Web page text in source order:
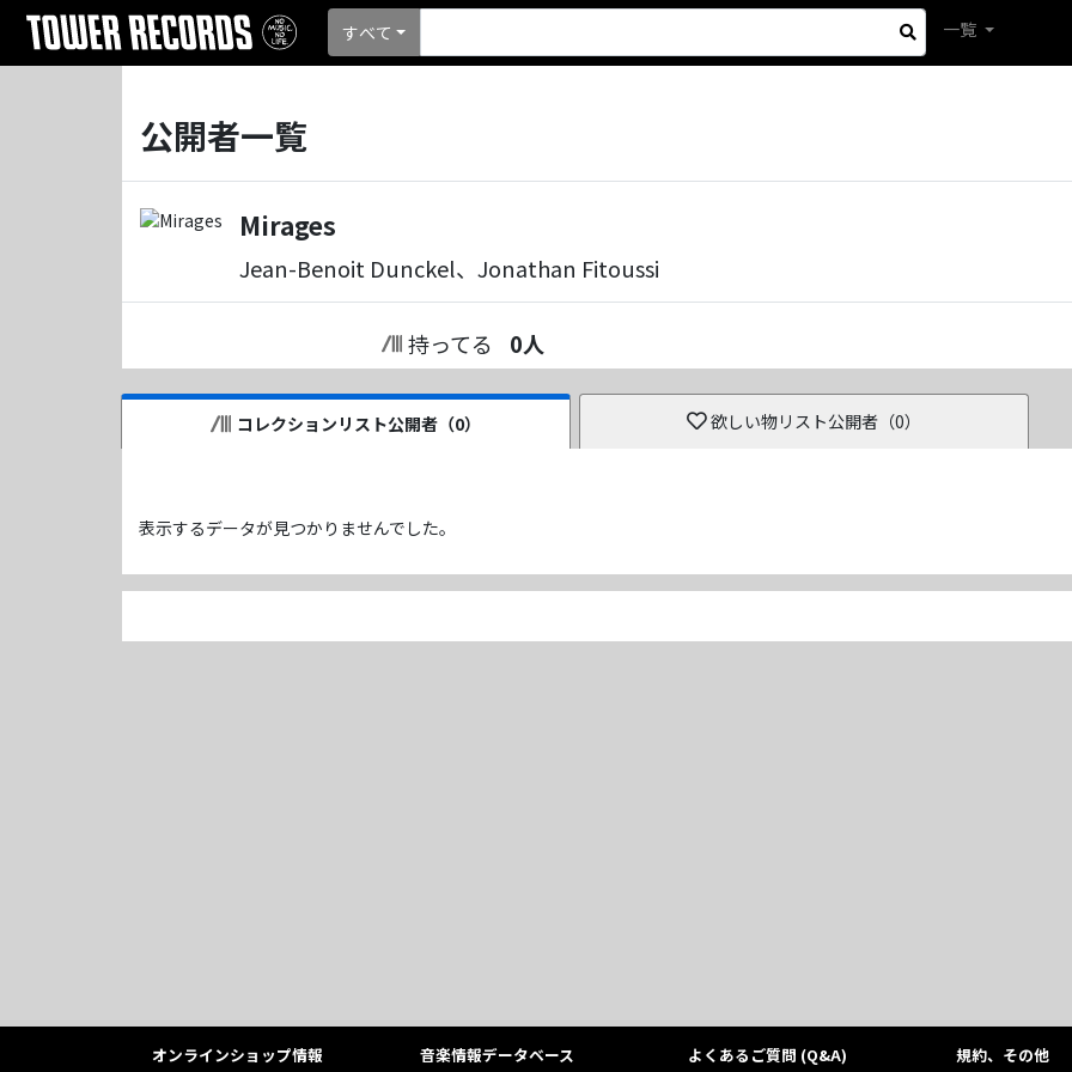
すべて 一覧
公開者一覧
Mirages
Jean-Benoit Dunckel、Jonathan Fitoussi
持ってる 0人
コレクションリスト公開者（0） 欲しい物リスト公開者（0）
表示するデータが見つかりませんでした。
オンラインショップ情報 音楽情報データベース よくあるご質問 (Q&A) 規約、その他